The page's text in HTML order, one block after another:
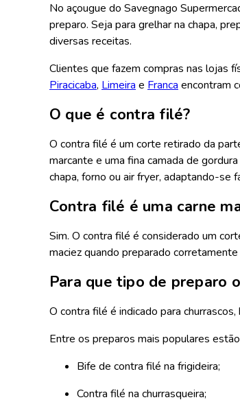
No açougue do Savegnago
preparo. Seja para grelhar na chapa,
diversas receitas.
Clientes que fazem compras nas lojas
Piracicaba, Limeira e Franca encontram
O que é contra filé?
O contra filé é um corte retirado da
marcante e uma fina camada de
chapa, forno ou air fryer, adaptando-
Contra filé é uma carne
Sim. O contra filé é considerado um
maciez quando preparado
Para que tipo de preparo
O contra filé é indicado para
Entre os preparos mais populares
Bife de contra filé na frigideira;
Contra filé na churrasqueira;